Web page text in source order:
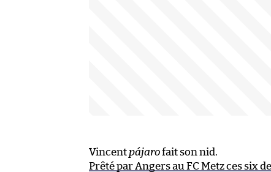
Vincent pájarofait son nid.
Prêté par Angers au FC Metz ces six